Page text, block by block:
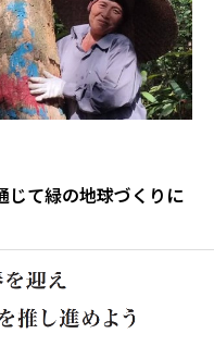
じて緑の地球づくりに